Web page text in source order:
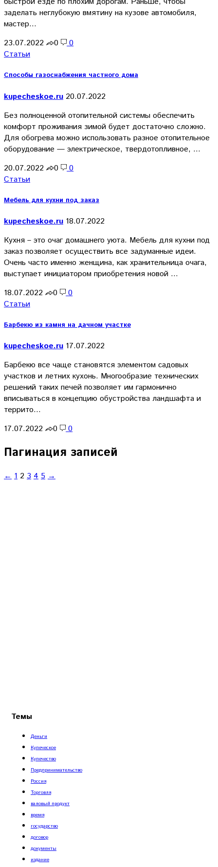
заделать неглубокую вмятину на кузове автомобиля,
мастер…
23.07.2022
0
0
Статьи
Способы газоснабжения частного дома
kupecheskoe.ru 20.07.2022
Без полноценной отопительной системы обеспечить
комфорт проживания зимой будет достаточно сложно.
Для обогрева можно использовать разное отопительное
оборудование — электрическое, твердотопливное, …
20.07.2022
0
0
Статьи
Мебель для кухни под заказ
kupecheskoe.ru 18.07.2022
Кухня – это очаг домашнего уюта. Мебель для кухни под
заказ позволяет осуществить все задуманные идеи.
Очень часто именно женщина, как хранительница очага,
выступает инициатором приобретения новой …
18.07.2022
0
0
Статьи
Барбекю из камня на дачном участке
kupecheskoe.ru 17.07.2022
Барбекю все чаще становятся элементом садовых
участков и летних кухонь. Многообразие технических
решений таких печей позволяет им гармонично
вписываться в концепцию обустройства ландшафта и
террито…
17.07.2022
0 0
Пагинация записей
← 1 2 3 4 5 →
Темы
Деньги
Купеческое
Купечество
Предпринимательство
Россия
Торговля
валовый продукт
время
государство
договор
документы
издание